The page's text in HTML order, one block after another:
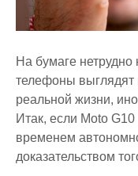
На бумаге
телефоны выглядят
реальной жизни,
Итак, если Moto
временем
доказательством